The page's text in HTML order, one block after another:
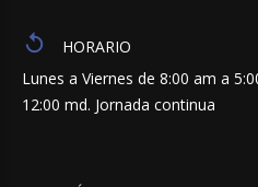
HORARIO
Lunes a Viernes de 8:00 am a
12:00 md. Jornada continua